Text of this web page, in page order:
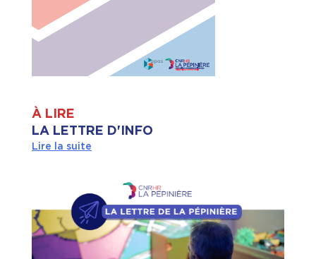
À LIRE
LA LETTRE D'INFO
Lire la suite